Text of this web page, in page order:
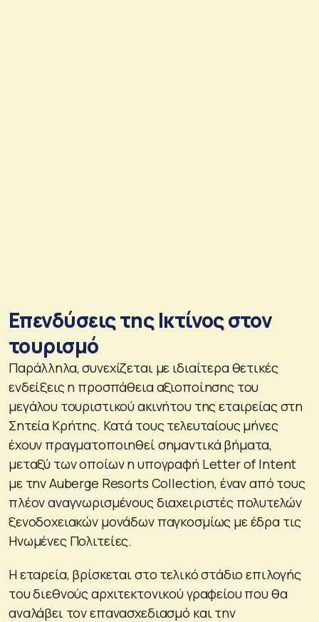
Επενδύσεις της Ικτίνος στον
τουρισμό
Παράλληλα, συνεχίζεται με ιδιαίτερα θετικές
ενδείξεις η προσπάθεια αξιοποίησης του
μεγάλου τουριστικού ακινήτου της εταιρείας στη
Σητεία Κρήτης. Κατά τους τελευταίους μήνες
έχουν πραγματοποιηθεί σημαντικά βήματα,
μεταξύ των οποίων η υπογραφή Letter of Intent
με την Auberge Resorts Collection, έναν από τους
πλέον αναγνωρισμένους διαχειριστές πολυτελών
ξενοδοχειακών μονάδων παγκοσμίως με έδρα τις
Ηνωμένες Πολιτείες.
Η εταρεία, βρίσκεται στο τελικό στάδιο επιλογής
του διεθνούς αρχιτεκτονικού γραφείου που θα
αναλάβει τον επανασχεδιασμό και την